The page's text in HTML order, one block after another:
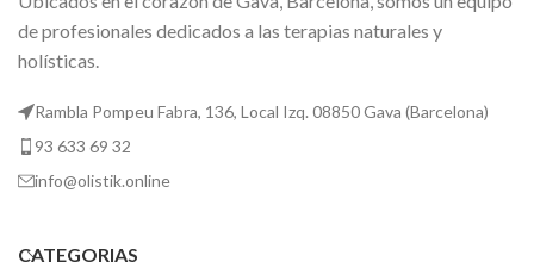
de profesionales dedicados a las terapias naturales y
holísticas.
Rambla Pompeu Fabra, 136, Local Izq. 08850 Gava (Barcelona)
93 633 69 32
info@olistik.online
CATEGORIAS